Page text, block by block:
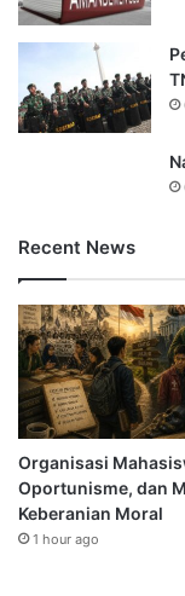
Recent News
Organisasi
Oportunisme, dan
Keberanian Moral
1 hour ago